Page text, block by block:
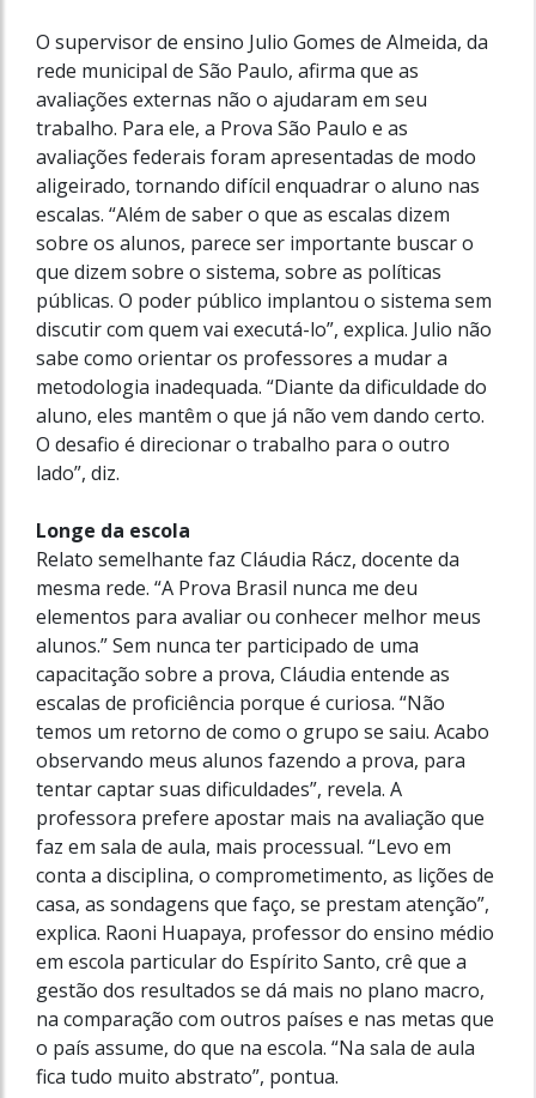
O supervisor de ensino Julio Gomes de Almeida, da
rede municipal de São Paulo, afirma que as
avaliações externas não o ajudaram em seu
trabalho. Para ele, a Prova São Paulo e as
avaliações federais foram apresentadas de modo
aligeirado, tornando difícil enquadrar o aluno nas
escalas. “Além de saber o que as escalas dizem
sobre os alunos, parece ser importante buscar o
que dizem sobre o sistema, sobre as políticas
públicas. O poder público implantou o sistema sem
discutir com quem vai executá-lo”, explica. Julio não
sabe como orientar os professores a mudar a
metodologia inadequada. “Diante da dificuldade do
aluno, eles mantêm o que já não vem dando certo.
O desafio é direcionar o trabalho para o outro
lado”, diz.
Longe da escola
Relato semelhante faz Cláudia Rácz, docente da
mesma rede. “A Prova Brasil nunca me deu
elementos para avaliar ou conhecer melhor meus
alunos.” Sem nunca ter participado de uma
capacitação sobre a prova, Cláudia entende as
escalas de proficiência porque é curiosa. “Não
temos um retorno de como o grupo se saiu. Acabo
observando meus alunos fazendo a prova, para
tentar captar suas dificuldades”, revela. A
professora prefere apostar mais na avaliação que
faz em sala de aula, mais processual. “Levo em
conta a disciplina, o comprometimento, as lições de
casa, as sondagens que faço, se prestam atenção”,
explica. Raoni Huapaya, professor do ensino médio
em escola particular do Espírito Santo, crê que a
gestão dos resultados se dá mais no plano macro,
na comparação com outros países e nas metas que
o país assume, do que na escola. “Na sala de aula
fica tudo muito abstrato”, pontua.